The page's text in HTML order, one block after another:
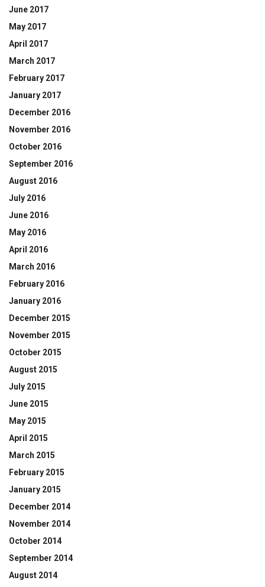
June 2017
May 2017
April 2017
March 2017
February 2017
January 2017
December 2016
November 2016
October 2016
September 2016
August 2016
July 2016
June 2016
May 2016
April 2016
March 2016
February 2016
January 2016
December 2015
November 2015
October 2015
August 2015
July 2015
June 2015
May 2015
April 2015
March 2015
February 2015
January 2015
December 2014
November 2014
October 2014
September 2014
August 2014